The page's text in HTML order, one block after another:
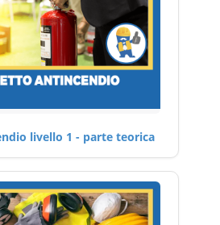
livello 1 - parte teorica